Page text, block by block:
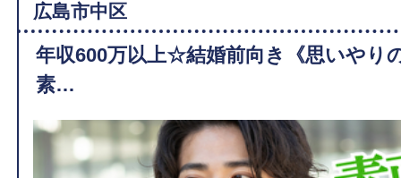
広島市中区
年収600万以上☆結婚前向き《思いやり
素…